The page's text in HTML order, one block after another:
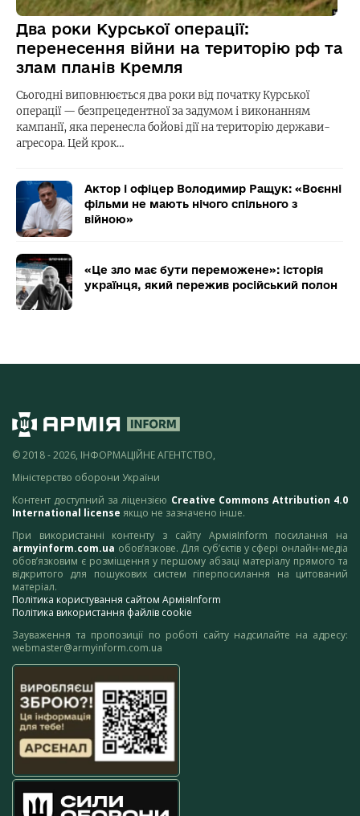
Два роки Курської операції:
перенесення війни на територію рф та
злам планів Кремля
Сьогодні виповнюється два роки від початку Курської
операції — безпрецедентної за задумом і виконанням
кампанії, яка перенесла бойові дії на територію держави-
агресора. Цей крок…
Актор і офіцер Володимир Ращук: «Воєнні
фільми не мають нічого спільного з
війною»
«Це зло має бути переможене»: історія
українця, який пережив російський полон
© 2018 - 2026, ІНФОРМАЦІЙНЕ АГЕНТСТВО,
Міністерство оборони України
Контент доступний за ліцензією Creative Commons Attribution 4.0
International license якщо не зазначено інше.
При використанні контенту з сайту АрміяInform посилання на
armyinform.com.ua обов’язкове. Для суб’єктів у сфері онлайн-медіа
обов’язковим є розміщення у першому абзаці матеріалу прямого та
відкритого для пошукових систем гіперпосилання на цитований
матеріал.
Політика користування сайтом АрміяInform
Політика використання файлів cookie
Зауваження та пропозиції по роботі сайту надсилайте на адресу:
webmaster@armyinform.com.ua